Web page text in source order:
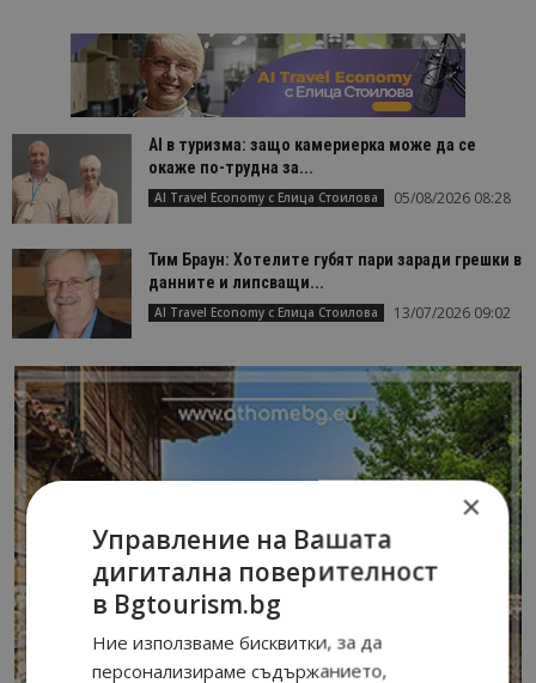
AI в туризма: защо камериерка може да се
окаже по-трудна за...
AI Travel Economy с Елица Стоилова 05/08/2026 08:28
Тим Браун: Хотелите губят пари заради грешки в
данните и липсващи...
AI Travel Economy с Елица Стоилова 13/07/2026 09:02
×
Управление на Вашата
дигитална поверителност
в Bgtourism.bg
Ние използваме бисквитки, за да
персонализираме съдържанието,